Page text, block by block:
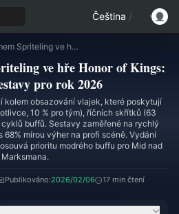
Čeština /
Průvodce režimem Spriteling ve hře Honor of Kings: Nejlepší sestavy pro rok 2026
ve hře Honor of Kings:
pro rok 2026
kolem obsazování vlajek, které poskytují
10 % pro tým), říčních skřítků (63
buffů. Sestavy zaměřené na rychlý
68% mírou výher na profi scéně. Vydání
prioritu modrého buffu pro Mid nad
Marksmana.
Publikováno:2026/02/06 17 min čtení